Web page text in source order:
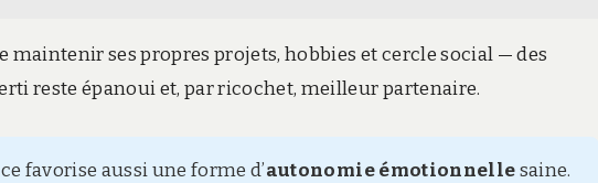
ses propres projets, hobbies et cercle social — des
reste épanoui et, par ricochet, meilleur partenaire.
favorise aussi une forme d’autonomie émotionnellesaine.